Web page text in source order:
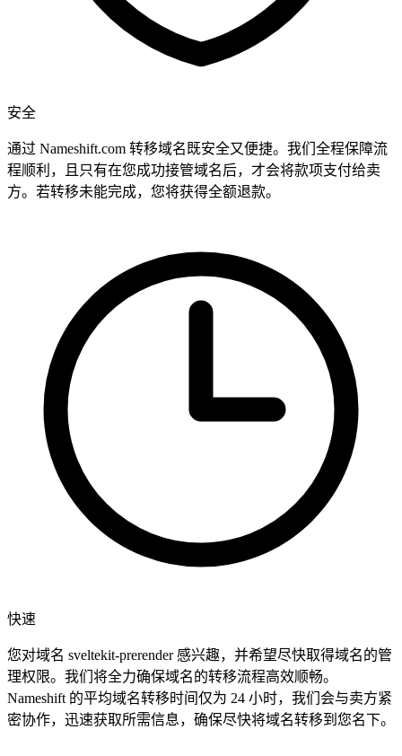
安全
通过 Nameshift.com 转移域名既安全又便捷。我们全程保障流
程顺利，且只有在您成功接管域名后，才会将款项支付给卖
方。若转移未能完成，您将获得全额退款。
快速
您对域名 sveltekit-prerender 感兴趣，并希望尽快取得域名的管
理权限。我们将全力确保域名的转移流程高效顺畅。
Nameshift 的平均域名转移时间仅为 24 小时，我们会与卖方紧
密协作，迅速获取所需信息，确保尽快将域名转移到您名下。